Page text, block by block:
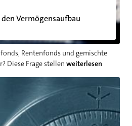
Vermögensaufbau
Rentenfonds und gemischte
Diese Frage stellen weiterlesen